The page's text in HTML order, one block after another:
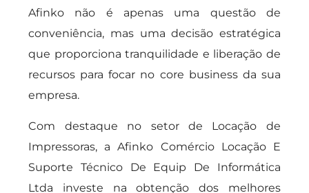
Afinko não é apenas uma questão de
conveniência, mas uma decisão estratégica
que proporciona tranquilidade e liberação de
recursos para focar no core business da sua
empresa.
Com destaque no setor de Locação de
Impressoras, a Afinko Comércio Locação E
Suporte Técnico De Equip De Informática
Ltda investe na obtenção dos melhores